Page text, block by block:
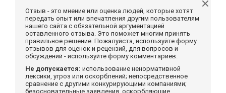
Отзыв - это мнение или оценка людей, которые хотят
передать опыт или впечатления другим пользователям
нашего сайта с обязательной аргументацией
оставленного отзыва. Это поможет многим принять
правильное решение. Пожалуйста, используйте форму
отзывов для оценок и рецензий, для вопросов и
обсуждений - используйте форму комментариев.
Не допускается: использование ненормативной
лексики, угроз или оскорблений; непосредственное
сравнение с другими конкурирующими компаниями;
безосновательные заявления, оскорбляющие